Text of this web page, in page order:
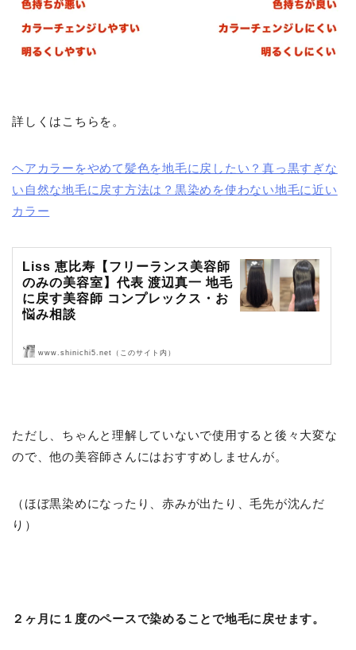
詳しくはこちらを。
ヘアカラーをやめて髪色を地毛に戻したい？真っ黒すぎな
い自然な地毛に戻す方法は？黒染めを使わない地毛に近い
カラー
Liss 恵比寿【フリーランス美容師
のみの美容室】代表 渡辺真一 地毛
に戻す美容師 コンプレックス・お
悩み相談
Liss 恵比寿【フリーランス美容師のみの美容室】代表 渡辺真一 地毛
www.shinichi5.net（このサイト内）
ただし、ちゃんと理解していないで使用すると後々大変な
ので、他の美容師さんにはおすすめしませんが。
（ほぼ黒染めになったり、赤みが出たり、毛先が沈んだ
り）
２ヶ月に１度のペースで染めることで地毛に戻せます。